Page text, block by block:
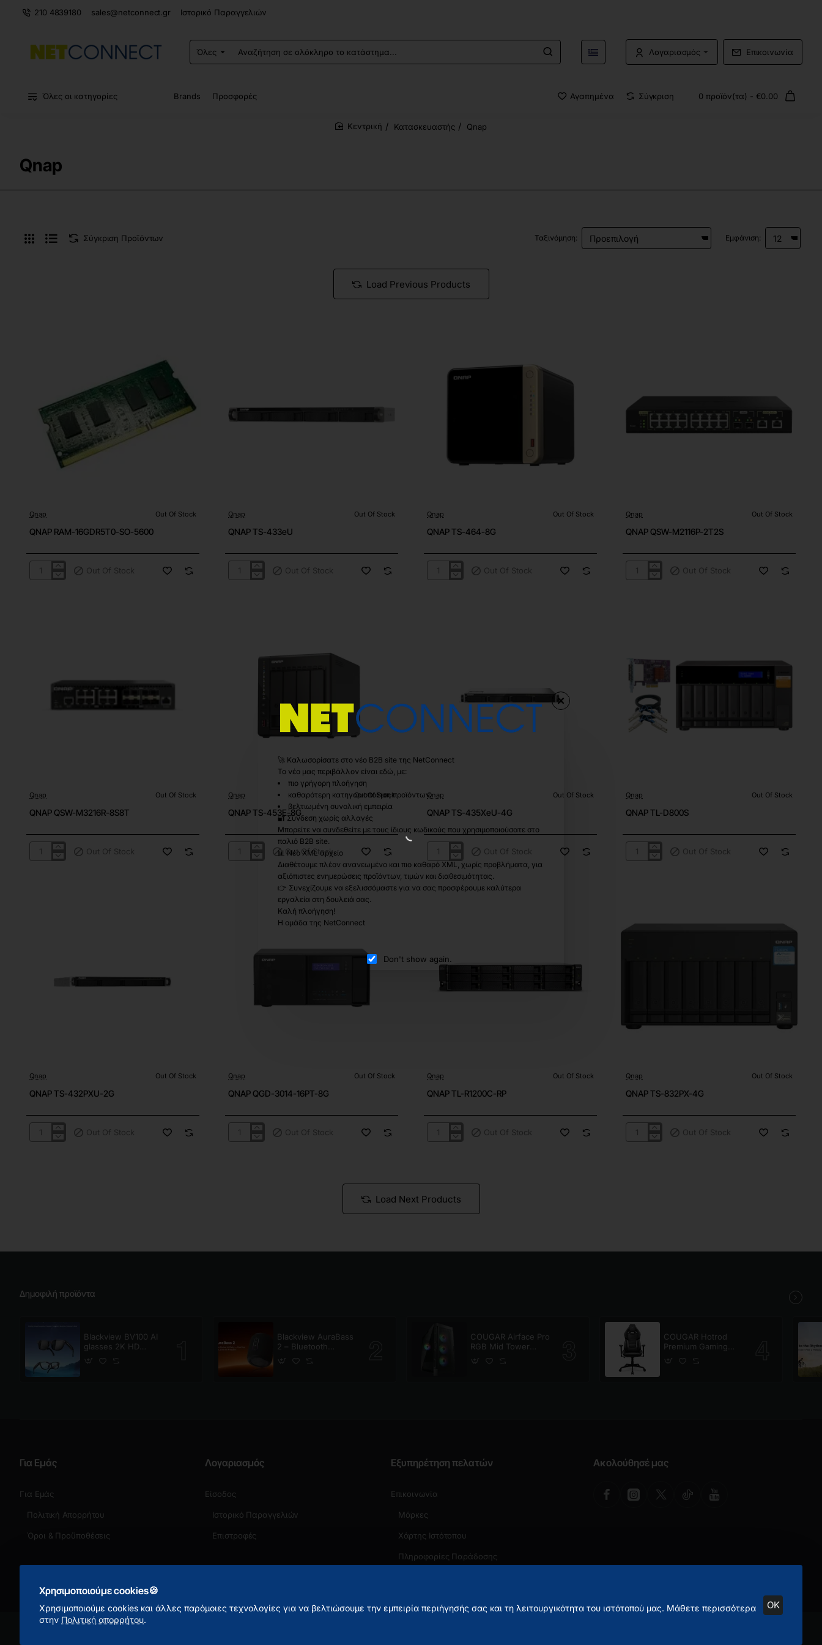
🚀 Καλωσορίσατε στο νέο B2B site της NetConnect
Το νέο μας περιβάλλον είναι εδώ, με:
πιο γρήγορη πλοήγηση
καθαρότερη κατηγοριοποίηση προϊόντων
βελτιωμένη συνολική εμπειρία
🔐 Σύνδεση χωρίς αλλαγές
Μπορείτε να συνδεθείτε με τους ίδιους κωδικούς που χρησιμοποιούσατε στο
παλιό B2B site.
📊 Νέο XML αρχείο
Διαθέτουμε πλέον ανανεωμένο και πιο καθαρό XML, χωρίς προβλήματα, για
αξιόπιστες ενημερώσεις προϊόντων, τιμών και διαθεσιμότητας.
👉 Συνεχίζουμε να εξελισσόμαστε για να σας προσφέρουμε καλύτερα
εργαλεία στη δουλειά σας.
Καλή πλοήγηση!
Η ομάδα της NetConnect
Don't show again.
Χρησιμοποιούμε cookies🍪
Χρησιμοποιούμε cookies και άλλες παρόμοιες τεχνολογίες για να βελτιώσουμε την εμπειρία περιήγησής σας και τη λειτουργικότητα του ιστότοπού μας. Μάθετε περισσότερα
στην Πολιτική απορρήτου.
OK
210 4839180 sales@netconnect.gr Ιστορικό Παραγγελιών
Όλες
Αναζήτηση
σε
κατάστημα...
Λογαριασμός Επικοινωνία
Όλες οι κατηγορίες Brands Προσφορές Αγαπημένα Σύγκριση 0 προϊόν(τα) - €0.00
Qnap
Κατασκευαστής Qnap
Σύγκριση Προϊόντων Ταξινόμηση: Εμφάνιση:
Load Previous Products
Out Of Stock
Qnap Out Of Stock
QNAP RAM-16GDR5T0-SO-5600
QNAP
Out Of Stock
Out Of Stock
Qnap Out Of Stock
QNAP TS-433eU
QNAP
Out Of Stock
Out Of Stock
Qnap Out Of Stock
QNAP TS-464-8G
QNAP
Out Of Stock
Out Of Stock
Qnap Out Of Stock
QNAP QSW-M2116P-2T2S
QNAP
Out Of Stock
Out Of Stock
Qnap Out Of Stock
QNAP QSW-M3216R-8S8T
QNAP
Out Of Stock
Out Of Stock
Qnap Out Of Stock
QNAP TS-453E-8G
QNAP
Out Of Stock
Out Of Stock
Qnap Out Of Stock
QNAP TS-435XeU-4G
QNAP
TS-
435XeU-
4G
Out Of Stock
Out Of Stock
Qnap Out Of Stock
QNAP TL-D800S
QNAP
Out Of Stock
Out Of Stock
Qnap Out Of Stock
QNAP TS-432PXU-2G
QNAP
Out Of Stock
Out Of Stock
Qnap Out Of Stock
QNAP QGD-3014-16PT-8G
QNAP
Out Of Stock
Out Of Stock
Qnap Out Of Stock
QNAP TL-R1200C-RP
QNAP
Out Of Stock
Out Of Stock
Qnap Out Of Stock
QNAP TS-832PX-4G
QNAP
Out Of Stock
Load Next Products
Δημοφιλή προϊόντα
Blackview BV100 AI
glasses 2K HD
800W Pixels Smart
Glasses Polarized
Blackview AuraBass
2 – Bluetooth
Speaker
COUGAR Airface Pro
RGB Mid Tower
Case Black
COUGAR Hotrod
Premium Gaming
Chair Black
Για Εμάς
Για Εμάς
Πολιτική Απορρήτου
Όροι & Προϋποθέσεις
Λογαριασμός
Είσοδος
Ιστορικό Παραγγελιών
Επιστροφές
Εξυπηρέτηση πελατών
Επικοινωνία
Μάρκες
Χάρτης Ιστότοπου
Πληροφορίες Παράδοσης
Ακολούθησέ μας